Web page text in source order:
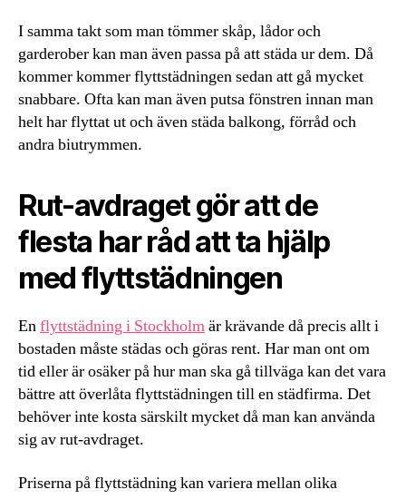
I samma takt som man tömmer skåp, lådor och
garderober kan man även passa på att städa ur dem. Då
kommer kommer flyttstädningen sedan att gå mycket
snabbare. Ofta kan man även putsa fönstren innan man
helt har flyttat ut och även städa balkong, förråd och
andra biutrymmen.
Rut-avdraget gör att de
flesta har råd att ta hjälp
med flyttstädningen
Enflyttstädning i Stockholmär krävande då precis allt i
bostaden måste städas och göras rent. Har man ont om
tid eller är osäker på hur man ska gå tillväga kan det vara
bättre att överlåta flyttstädningen till en städfirma. Det
behöver inte kosta särskilt mycket då man kan använda
sig av rut-avdraget.
Priserna på flyttstädning kan variera mellan olika